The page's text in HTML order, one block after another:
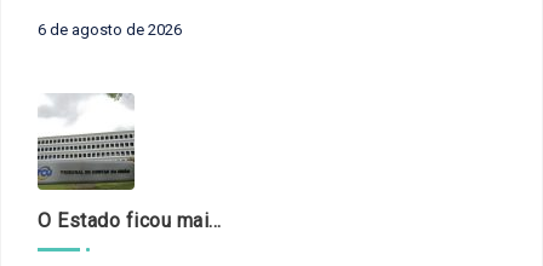
6 de agosto de 2026
O Estado ficou mais complexo. O controle precisa acompanhar